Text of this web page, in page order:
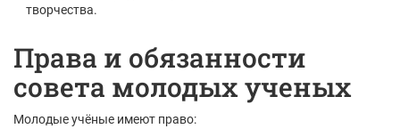
творчества.
Права и обязанности
совета молодых ученых
Молодые учёные имеют право: